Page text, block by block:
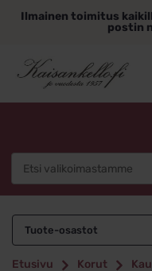
sisältöönIlmainen toimitus
postin
Tuote-osastot
Etusivu Korut